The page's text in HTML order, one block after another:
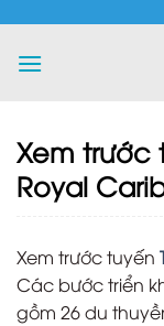
content
Xem trước
Royal
Xem trước tuyến
Các bước triển
gồm 26 du